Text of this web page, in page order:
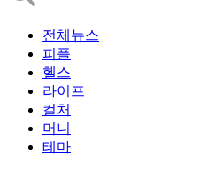
전체뉴스
피플
헬스
라이프
컬처
머니
테마